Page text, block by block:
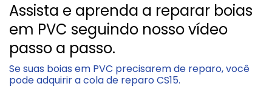
Assista e aprenda a reparar boias
em PVC seguindo nosso vídeo
passo a passo.
Se suas boias em PVC precisarem de reparo, você
pode adquirir a cola de reparo CS15.